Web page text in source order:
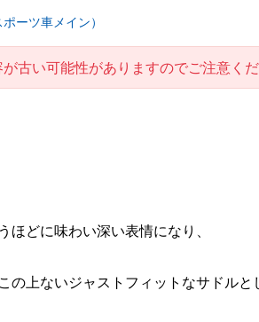
ーツ車メイン）
古い可能性がありますのでご注意くだ
どに味わい深い表情になり、
の上ないジャストフィットなサドルと